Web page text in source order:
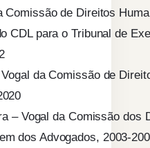
Comissão de Direitos
CDL para o Tribunal de
da Comissão de
– Vogal da Comissão dos
dos Advogados, 2003-